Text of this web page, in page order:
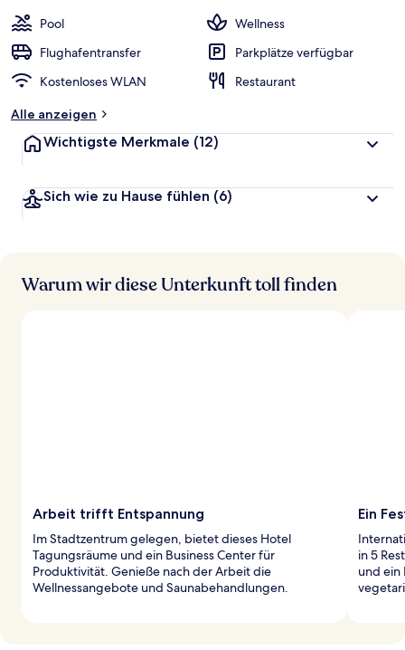
r
e
Pool
Wellness
Flughafentransfer
Parkplätze verfügbar
Kostenloses WLAN
Restaurant
Alle anzeigen
Wichtigste Merkmale (12)
Sich wie zu Hause fühlen (6)
Warum wir diese Unterkunft toll finden
Arbeit trifft Entspannung
Im Stadtzentrum gelegen, bietet dieses Hotel
Tagungsräume und ein Business Center für
Produktivität. Genieße nach der Arbeit die
Wellnessangebote und Saunabehandlungen.
Ein
in 5
und ein